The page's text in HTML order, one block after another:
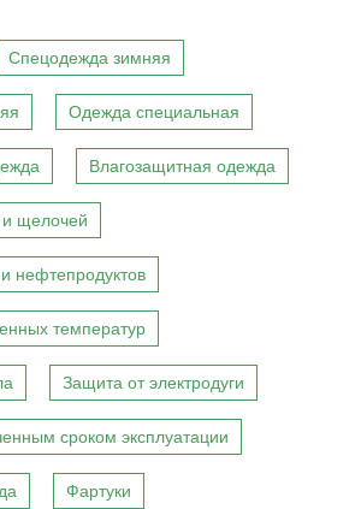
Спецодежда зимняя
Одежда специальная
Влагозащитная одежда
и щелочей
нефтепродуктов
температур
Защита от электродуги
сроком эксплуатации
Фартуки